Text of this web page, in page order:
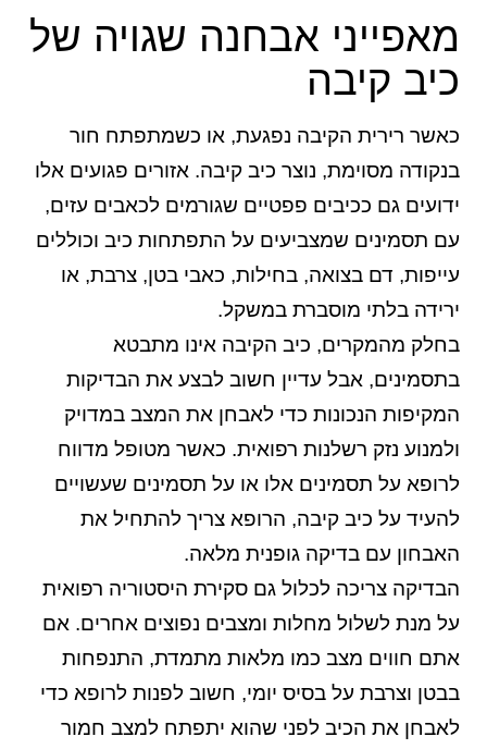
מאפייני אבחנה שגויה של
כיב קיבה
כאשר רירית הקיבה נפגעת, או כשמתפתח חור
בנקודה מסוימת, נוצר כיב קיבה. אזורים פגועים אלו
ידועים גם ככיבים פפטיים שגורמים לכאבים עזים,
עם תסמינים שמצביעים על התפתחות כיב וכוללים
עייפות, דם בצואה, בחילות, כאבי בטן, צרבת, או
ירידה בלתי מוסברת במשקל.
בחלק מהמקרים, כיב הקיבה אינו מתבטא
בתסמינים, אבל עדיין חשוב לבצע את הבדיקות
המקיפות הנכונות כדי לאבחן את המצב במדויק
ולמנוע נזק רשלנות רפואית. כאשר מטופל מדווח
לרופא על תסמינים אלו או על תסמינים שעשויים
להעיד על כיב קיבה, הרופא צריך להתחיל את
האבחון עם בדיקה גופנית מלאה.
הבדיקה צריכה לכלול גם סקירת היסטוריה רפואית
על מנת לשלול מחלות ומצבים נפוצים אחרים. אם
אתם חווים מצב כמו מלאות מתמדת, התנפחות
בבטן וצרבת על בסיס יומי, חשוב לפנות לרופא כדי
לאבחן את הכיב לפני שהוא יתפתח למצב חמור